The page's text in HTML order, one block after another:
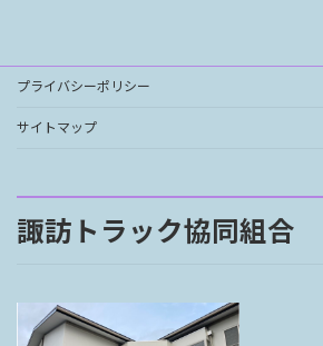
プライバシーポリシー
サイトマップ
諏訪トラック協同組合